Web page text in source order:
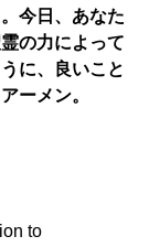
今日、あなた
の力によって
に、良いこと
ーメン。
to